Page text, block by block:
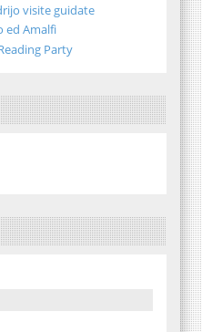
visite guidate
ed Amalfi
Party